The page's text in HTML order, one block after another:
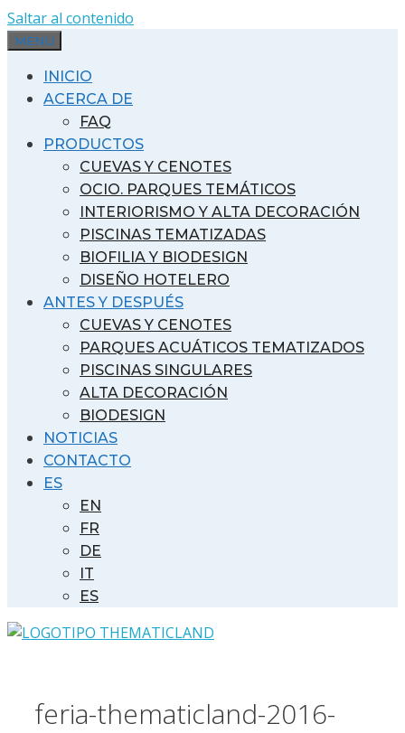
Saltar al contenido
MENU
INICIO
ACERCA DE
FAQ
PRODUCTOS
CUEVAS Y CENOTES
OCIO. PARQUES TEMÁTICOS
INTERIORISMO Y ALTA DECORACIÓN
PISCINAS TEMATIZADAS
BIOFILIA Y BIODESIGN
DISEÑO HOTELERO
ANTES Y DESPUÉS
CUEVAS Y CENOTES
PARQUES ACUÁTICOS TEMATIZADOS
PISCINAS SINGULARES
ALTA DECORACIÓN
BIODESIGN
NOTICIAS
CONTACTO
ES
EN
FR
DE
IT
ES
feria-thematicland-2016-